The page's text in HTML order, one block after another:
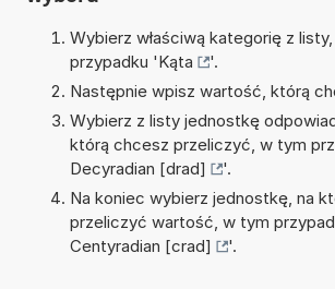
Wybierz właściwą kategorię z
przypadku 'Kąta
'.
Następnie wpisz wartość, którą
Wybierz z listy jednostkę
którą chcesz przeliczyć, w tym
Decyradian [drad]
'.
Na koniec wybierz jednostkę, na
przeliczyć wartość, w tym
Centyradian [crad]
'.